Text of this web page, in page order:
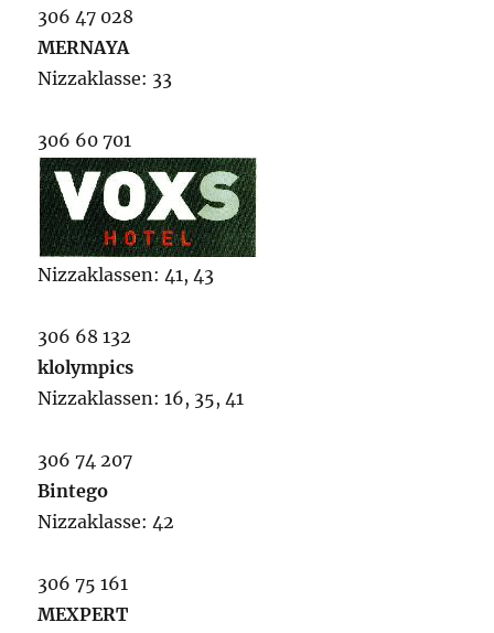
306 47 028
MERNAYA
Nizzaklasse: 33
306 60 701
Nizzaklassen: 41, 43
306 68 132
klolympics
Nizzaklassen: 16, 35, 41
306 74 207
Bintego
Nizzaklasse: 42
306 75 161
MEXPERT